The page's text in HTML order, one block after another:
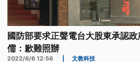
國防部要求正聲電台大股東承認
儒：歉難照辦
2022/6/6 12:56 文教科技